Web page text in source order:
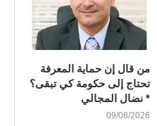
من قال إن حماية المعرفة
تحتاج إلى حكومة كي تبقى؟
* نضال المجالي
09/08/2026